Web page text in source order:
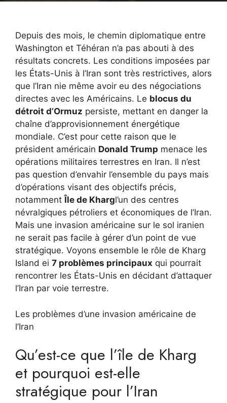
Depuis des mois, le chemin diplomatique entre
Washington et Téhéran n’a pas abouti à des
résultats concrets. Les conditions imposées par
les États-Unis à l’Iran sont très restrictives, alors
que l’Iran nie même avoir eu des négociations
directes avec les Américains. Le blocus du
détroit d’Ormuz persiste, mettant en danger la
chaîne d’approvisionnement énergétique
mondiale. C’est pour cette raison que le
président américain Donald Trump menace les
opérations militaires terrestres en Iran. Il n’est
pas question d’envahir l’ensemble du pays mais
d’opérations visant des objectifs précis,
notamment Île de Khargl’un des centres
névralgiques pétroliers et économiques de l’Iran.
Mais une invasion américaine sur le sol iranien
ne serait pas facile à gérer d’un point de vue
stratégique. Voyons ensemble le rôle de Kharg
Island ei 7 problèmes principaux qui pourrait
rencontrer les États-Unis en décidant d’attaquer
l’Iran par voie terrestre.
Les problèmes d’une invasion américaine de
l’Iran
Qu’est-ce que l’île de Kharg
et pourquoi est-elle
stratégique pour l’Iran